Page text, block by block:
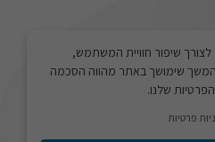
אנו משתמשים בקובצי Cookies לצורך שיפור חוויית המשתמש,
המשך שימושך באתר מהווה הסכמה
שלנו.
פרטיות